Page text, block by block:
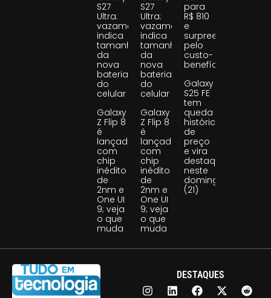
S27
Ultra:
vazamento
indica
tamanho
da
nova
bateria
do
celular
Galaxy
Z Flip 8
é
lançado
com
chip
inédito
de
2nm e
One UI
9; veja
o que
muda
S27
Ultra:
vazamento
indica
tamanho
da
nova
bateria
do
celular
Galaxy
Z Flip 8
é
lançado
com
chip
inédito
de
2nm e
One UI
9; veja
o que
muda
para
R$ 810
e
surpreende
pelo
custo-
benefício
Galaxy
S25 FE
tem
queda
histórica
de
preço
e vira
destaque
neste
domingo
(21)
DESTAQUES